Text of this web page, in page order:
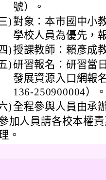
號）。
) 對象：本市國中小
學校人員為優先，
)授課教師：賴彥成
)研習報名：研習當
發展資源入口網報
136-250900004）。
) 全程參與人員由承
加人員請各校本權
。